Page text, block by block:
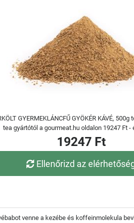
GYERMEKLÁNCFŰ GYÖKÉR KÁVÉ,
tea gyártótól a gourmeat.hu oldalon 19247 Ft -
19247 Ft
Ellenőrizd az
venne a kezébe és koffeinmolekula